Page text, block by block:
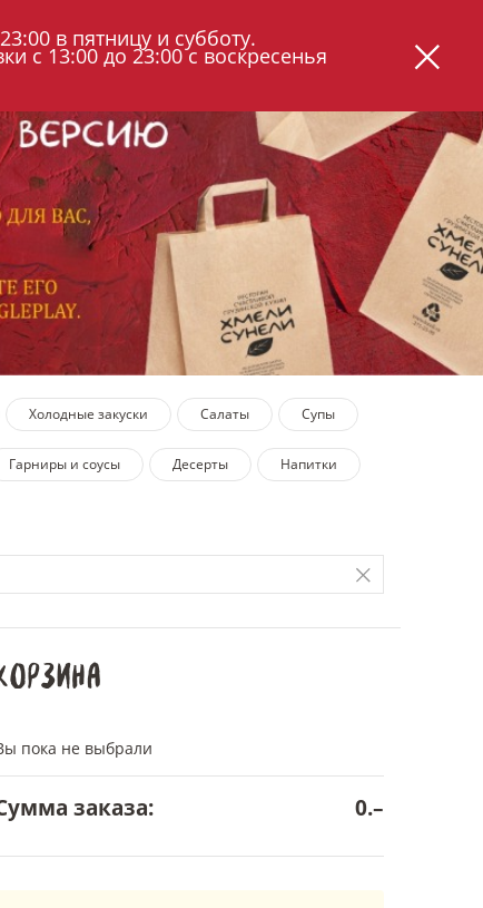
в пятницу и субботу.
с 13:00 до 23:00 с воскресенья
КОНТАКТЫ ЧАСТЫЕ ВОПРОСЫ
Холодные закуски Салаты Супы
Гарниры и соусы Десерты Напитки
пока не выбрали
заказа: 0.–